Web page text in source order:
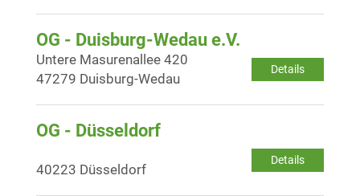
OG - Duisburg-Wedau e.V.
Details
Untere Masurenallee 420
47279 Duisburg-Wedau
OG - Düsseldorf
Details
40223 Düsseldorf